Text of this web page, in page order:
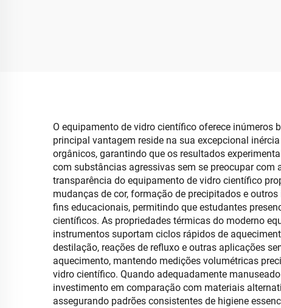
O equipamento de vidro científico oferece
principal vantagem reside na sua excepcional
orgânicos, garantindo que os resultados
com substâncias agressivas sem se preocupar
transparência do equipamento de vidro científico
mudanças de cor, formação de precipitados e
fins educacionais, permitindo que estudantes
científicos. As propriedades térmicas do moderno
instrumentos suportam ciclos rápidos de
destilação, reações de refluxo e outras aplicações
aquecimento, mantendo medições volumétricas
vidro científico. Quando adequadamente
investimento em comparação com materiais
assegurando padrões consistentes de higiene